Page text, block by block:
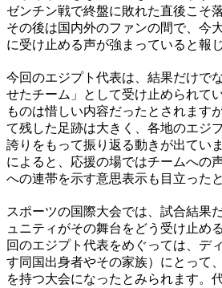
ゼンチン戦で終盤に敗れた直後こそ
その後は国内外のファンの間で、今
に受け止める声が強まっていると報
今回のエジプト代表は、結果だけで
せたチーム」として受け止められて
ものは惜しい内容だったとされます
て残した足跡は大きく、各地のエジ
誇りをもって振り返る動きが出てい
によると、応援の場ではチームへの
への連帯を示す意思表示も目立った
スポーツの国際大会では、試合結果
ュニティがその舞台をどう受け止め
回のエジプト代表をめぐっては、デ
す同国出身者やその家族）にとって
を持つ大会になったとみられます。